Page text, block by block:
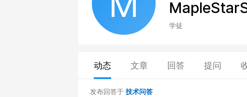
学徒
动态 文章 回答 提问
发布回答于 技术问答